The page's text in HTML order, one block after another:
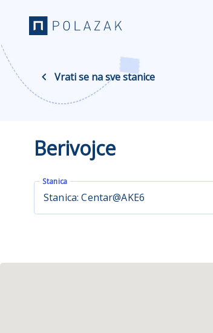
Vrati se na sve stanice
Berivojce
Stanica
Stanica: Centar@AKE6